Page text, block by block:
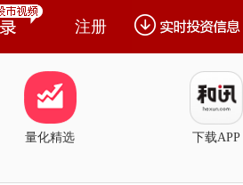
注册
量化精选 下载APP